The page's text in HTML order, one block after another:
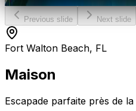
Previous slide Next slide
Fort Walton Beach, FL
Maison
Escapade parfaite près de